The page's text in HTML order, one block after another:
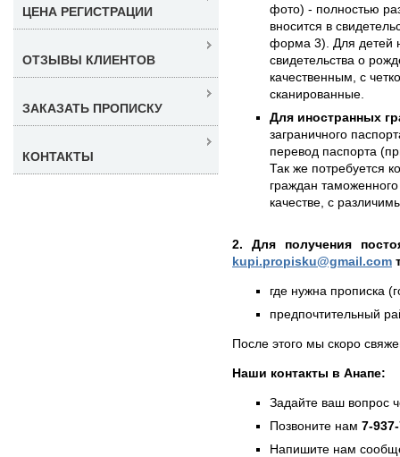
фото) - полностью
вносится в
форма 3). Для детей
свидетельства о
качественным, с
сканированные.
Для иностранных
заграничного
перевод паспорта
Так же потребуется
граждан
качестве, с
2. Для получения
kupi.propisku@gmail.com
где нужна прописка
предпочтительный
После этого мы скоро
Наши контакты в Анапе:
Задайте ваш вопрос
Позвоните нам 7-
Напишите нам
ЦЕНА РЕГИСТРАЦИИ
ОТЗЫВЫ КЛИЕНТОВ
ЗАКАЗАТЬ ПРОПИСКУ
КОНТАКТЫ